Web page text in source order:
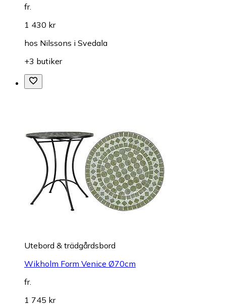
fr.
1 430 kr
hos Nilssons i Svedala
+3 butiker
Utebord & trädgårdsbord
Wikholm Form Venice Ø70cm
fr.
1 745 kr